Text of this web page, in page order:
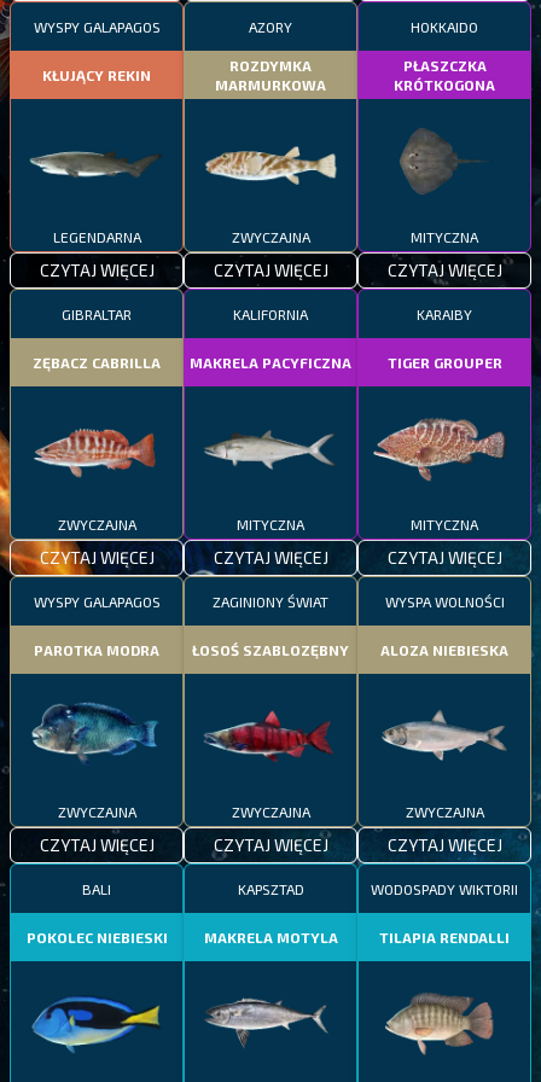
WYSPY GALAPAGOS
KŁUJĄCY REKIN
LEGENDARNA
CZYTAJ WIĘCEJ
AZORY
ROZDYMKA
MARMURKOWA
ZWYCZAJNA
CZYTAJ WIĘCEJ
HOKKAIDO
PŁASZCZKA
KRÓTKOGONA
MITYCZNA
CZYTAJ WIĘCEJ
GIBRALTAR
ZĘBACZ CABRILLA
ZWYCZAJNA
CZYTAJ WIĘCEJ
KALIFORNIA
MAKRELA PACYFICZNA
MITYCZNA
CZYTAJ WIĘCEJ
KARAIBY
TIGER GROUPER
MITYCZNA
CZYTAJ WIĘCEJ
WYSPY GALAPAGOS
PAROTKA MODRA
ZWYCZAJNA
CZYTAJ WIĘCEJ
ZAGINIONY ŚWIAT
ŁOSOŚ SZABLOZĘBNY
ZWYCZAJNA
CZYTAJ WIĘCEJ
WYSPA WOLNOŚCI
ALOZA NIEBIESKA
ZWYCZAJNA
CZYTAJ WIĘCEJ
BALI
POKOLEC NIEBIESKI
KAPSZTAD
MAKRELA MOTYLA
WODOSPADY WIKTORII
TILAPIA RENDALLI